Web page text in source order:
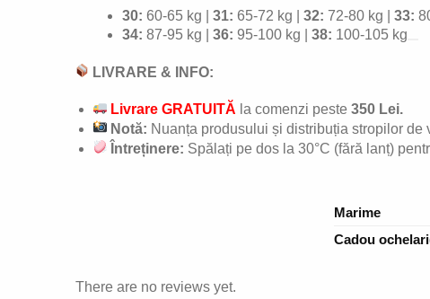
30: 60-65 kg | 31: 65-72 kg | 32: 72-80 kg | 33:
34: 87-95 kg | 36: 95-100 kg | 38: 100-105 kg
LIVRARE & INFO:
Livrare GRATUITĂ la comenzi peste 350 Lei.
Notă: Nuanța produsului și distribuția stropilor de
Întreținere: Spălați pe dos la 30°C (fără lanț)
Marime
Cadou
There are no reviews yet.